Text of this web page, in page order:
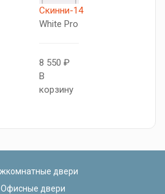
Скинни-14
White Pro
8 550 ₽
В
корзину
двери
Офисные двери